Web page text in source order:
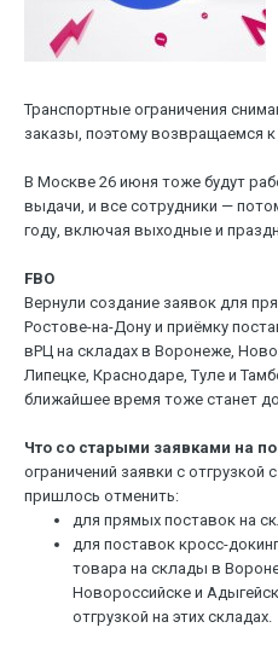
Транспортные ограничения
заказы, поэтому возвращаемся
В Москве 26 июня тоже будут
выдачи, и все сотрудники —
году, включая выходные и
FBO
Вернули создание заявок для
Ростове-на-Дону и приёмку
вРЦ на складах в Воронеже,
Липецке, Краснодаре, Туле и
ближайшее время тоже станет
Что со старыми заявками на
ограничений заявки с
пришлось отменить:
для прямых поставок на
для поставок кросс-
товара на склады в
Новороссийске и
отгрузкой на этих складах.